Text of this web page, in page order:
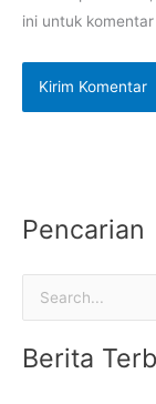
ini untuk
Pencarian
Berita